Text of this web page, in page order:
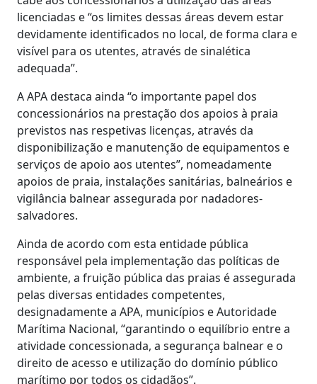
licenciadas e “os limites dessas áreas devem estar
devidamente identificados no local, de forma clara e
visível para os utentes, através de sinalética
adequada”.
A APA destaca ainda “o importante papel dos
concessionários na prestação dos apoios à praia
previstos nas respetivas licenças, através da
disponibilização e manutenção de equipamentos e
serviços de apoio aos utentes”, nomeadamente
apoios de praia, instalações sanitárias, balneários e
vigilância balnear assegurada por nadadores-
salvadores.
Ainda de acordo com esta entidade pública
responsável pela implementação das políticas de
ambiente, a fruição pública das praias é assegurada
pelas diversas entidades competentes,
designadamente a APA, municípios e Autoridade
Marítima Nacional, “garantindo o equilíbrio entre a
atividade concessionada, a segurança balnear e o
direito de acesso e utilização do domínio público
marítimo por todos os cidadãos”.